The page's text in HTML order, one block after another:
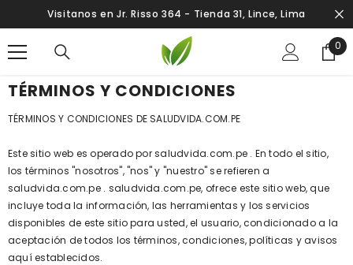
SALTAR AL CONTENIDO
Visitanos en Jr. Risso 364 - Tienda 31, Lince, Lima
0
0
TÉRMINOS Y CONDICIONES
TÉRMINOS Y CONDICIONES DE SALUDVIDA.COM.PE
Este sitio web es operado por saludvida.com.pe . En todo el sitio,
los términos "nosotros", "nos" y "nuestro" se refieren a
saludvida.com.pe . saludvida.com.pe, ofrece este sitio web, que
incluye toda la información, las herramientas y los servicios
disponibles de este sitio para usted, el usuario, condicionado a la
aceptación de todos los términos, condiciones, políticas y avisos
aquí establecidos.